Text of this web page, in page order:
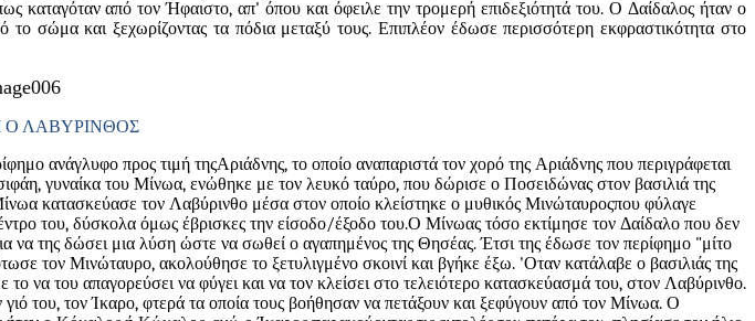
καταγόταν από τον Ήφαιστο, απ' όπου και όφειλε την τρομερή επιδεξιότητά του. Ο Δαίδαλος ήταν ο
σώμα και ξεχωρίζοντας τα πόδια μεταξύ τους. Επιπλέον έδωσε περισσότερη εκφραστικότητα στο
Ο ΛΑΒΥΡΙΝΘΟΣ
ανάγλυφο προς τιμή τηςΑριάδνης, το οποίο αναπαριστά τον χορό της Αριάδνης που περιγράφεται
, γυναίκα του Μίνωα, ενώθηκε με τον λευκό ταύρο, που δώρισε ο Ποσειδώνας στον βασιλιά της
κατασκεύασε τον Λαβύρινθο μέσα στον οποίο κλείστηκε ο μυθικός Μινώταυροςπου φύλαγε
του, δύσκολα όμως έβρισκες την είσοδο/έξοδο του.Ο Μίνωας τόσο εκτίμησε τον Δαίδαλο που δεν
να της δώσει μια λύση ώστε να σωθεί ο αγαπημένος της Θησέας. Έτσι της έδωσε τον περίφημο "μίτο
τον Μινώταυρο, ακολούθησε το ξετυλιγμένο σκοινί και βγήκε έξω. 'Οταν κατάλαβε ο βασιλιάς της
να του απαγορεύσει να φύγει και να τον κλείσει στο τελειότερο κατασκεύασμά του, στον Λαβύρινθο.
του, τον Ίκαρο, φτερά τα οποία τους βοήθησαν να πετάξουν και ξεφύγουν από τον Μίνωα. Ο